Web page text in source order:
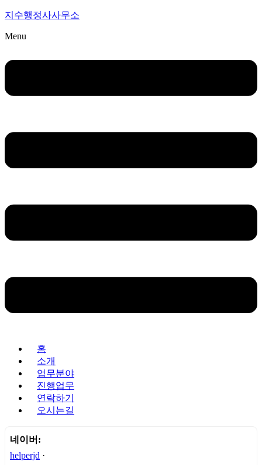
지수행정사사무소
Menu
홈
소개
업무분야
진행업무
연락하기
오시는길
네이버:
helperjd ·